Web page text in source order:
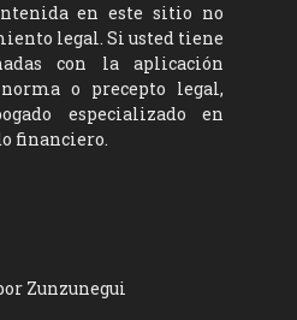
en este sitio no
legal. Si usted tiene
con la aplicación
o precepto legal,
especializado en
financiero.
Zunzunegui